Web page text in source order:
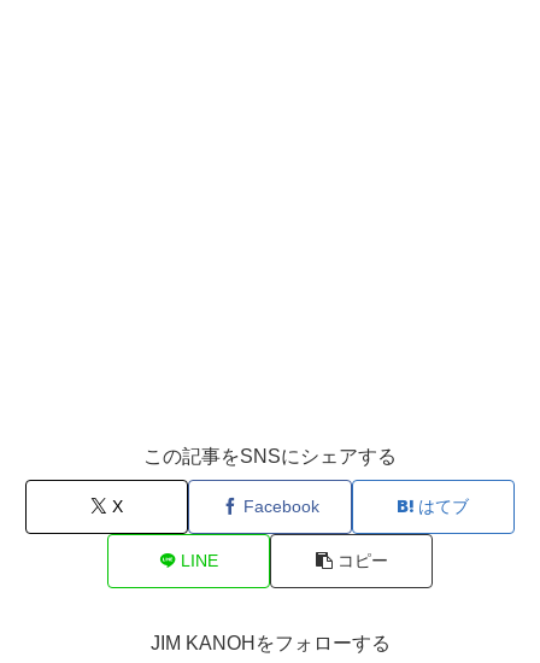
この記事をSNSにシェアする
X Facebook はてブ
LINE コピー
JIM KANOHをフォローする